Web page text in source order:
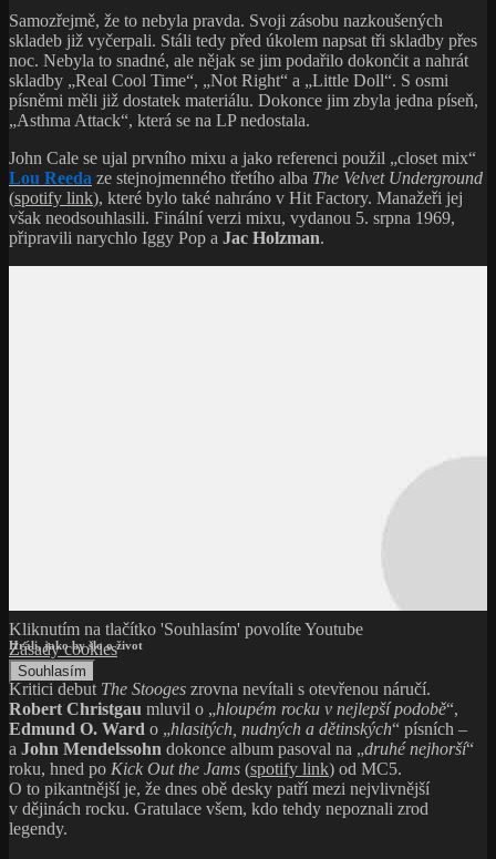
Samozřejmě, že to nebyla pravda. Svoji zásobu nazkoušených
skladeb již vyčerpali. Stáli tedy před úkolem napsat tři skladby přes
noc. Nebyla to snadné, ale nějak se jim podařilo dokončit a nahrát
skladby „Real Cool Time“, „Not Right“ a „Little Doll“. S osmi
písněmi měli již dostatek materiálu. Dokonce jim zbyla jedna píseň,
„Asthma Attack“, která se na LP nedostala.
John Cale se ujal prvního mixu a jako referenci použil „closet mix“
Lou Reeda ze stejnojmenného třetího alba The Velvet Underground
(spotify link), které bylo také nahráno v Hit Factory. Manažeři jej
však neodsouhlasili. Finální verzi mixu, vydanou 5. srpna 1969,
připravili narychlo Iggy Pop a Jac Holzman.
Kliknutím na tlačítko 'Souhlasím' povolíte Youtube
Zásady cookies
Souhlasím
Hráli, jako by šlo o život
Kritici debut The Stooges zrovna nevítali s otevřenou náručí.
Robert Christgau mluvil o „hloupém rocku v nejlepší podobě“,
Edmund O. Ward o „hlasitých, nudných a dětinských“ písních –
a John Mendelssohn dokonce album pasoval na „druhé nejhorší“
roku, hned po Kick Out the Jams (spotify link) od MC5.
O to pikantnější je, že dnes obě desky patří mezi nejvlivnější
v dějinách rocku. Gratulace všem, kdo tehdy nepoznali zrod
legendy.